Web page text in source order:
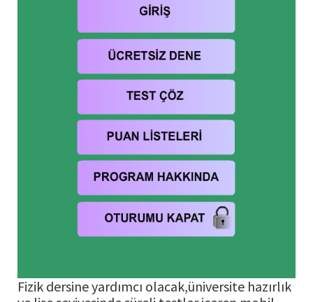
Fizik dersine yardımcı olacak,üniversite hazırlık